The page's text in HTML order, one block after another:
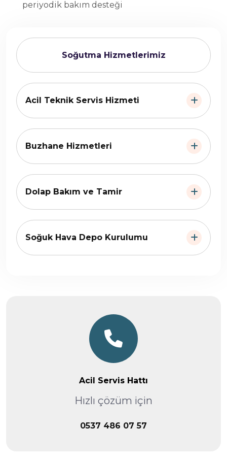
Soğutma Hizmetlerimiz
Acil Teknik Servis Hizmeti
Buzhane Hizmetleri
Dolap Bakım ve Tamir
Soğuk Hava Depo Kurulumu
Acil Servis Hattı
Hızlı çözüm için
0537 486 07 57
periyodik bakım desteği